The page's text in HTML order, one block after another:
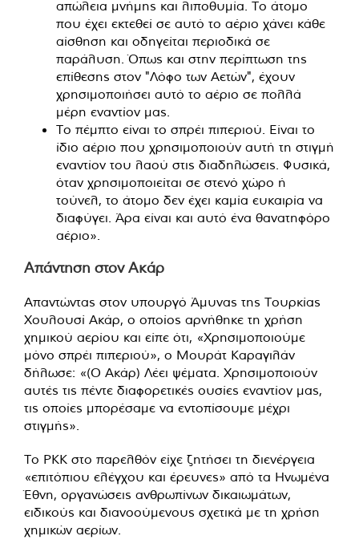
απώλεια μνήμης και λιποθυμία. Το άτομο
που έχει εκτεθεί σε αυτό το αέριο χάνει κάθε
αίσθηση και οδηγείται περιοδικά σε
παράλυση. Όπως και στην περίπτωση της
επίθεσης στον "Λόφο των Αετών", έχουν
χρησιμοποιήσει αυτό το αέριο σε πολλά
μέρη εναντίον μας.
Το πέμπτο είναι το σπρέι πιπεριού. Είναι το
ίδιο αέριο που χρησιμοποιούν αυτή τη στιγμή
εναντίον του λαού στις διαδηλώσεις. Φυσικά,
όταν χρησιμοποιείται σε στενό χώρο ή
τούνελ, το άτομο δεν έχει καμία ευκαιρία να
διαφύγει. Άρα είναι και αυτό ένα θανατηφόρο
αέριο».
Απάντηση στον Ακάρ
Απαντώντας στον υπουργό Άμυνας της Τουρκίας
Χουλουσί Ακάρ, ο οποίος αρνήθηκε τη χρήση
χημικού αερίου και είπε ότι, «Χρησιμοποιούμε
μόνο σπρέι πιπεριού», ο Μουράτ Καραγιλάν
δήλωσε: «(Ο Ακάρ) Λέει ψέματα. Χρησιμοποιούν
αυτές τις πέντε διαφορετικές ουσίες εναντίον μας,
τις οποίες μπορέσαμε να εντοπίσουμε μέχρι
στιγμής».
Το PKK στο παρελθόν είχε ζητήσει τη διενέργεια
«επιτόπιου ελέγχου και έρευνες» από τα Ηνωμένα
Έθνη, οργανώσεις ανθρωπίνων δικαιωμάτων,
ειδικούς και διανοούμενους σχετικά με τη χρήση
χημικών αερίων.